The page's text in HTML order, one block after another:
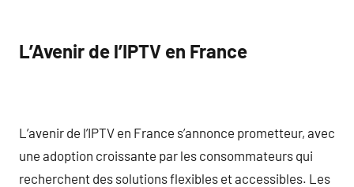
L’Avenir de l’IPTV en France
L’avenir de l’IPTV en France s’annonce prometteur, avec
une adoption croissante par les consommateurs qui
recherchent des solutions flexibles et accessibles. Les